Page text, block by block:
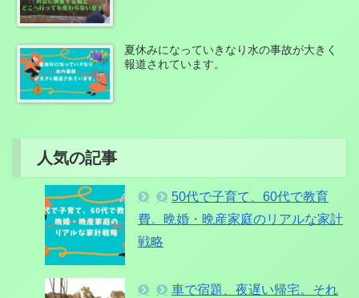
夏休みになっていきなり水の事故が大きく
報道されています。
人気の記事
50代で子育て、60代で教育
費。晩婚・晩産家庭のリアルな家計
戦略
車で宿題、夜遅い帰宅。それ